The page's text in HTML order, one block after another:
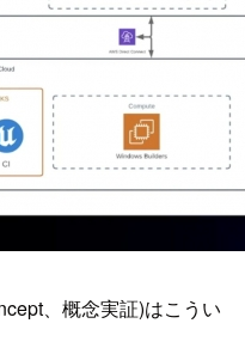
、概念実証)はこうい